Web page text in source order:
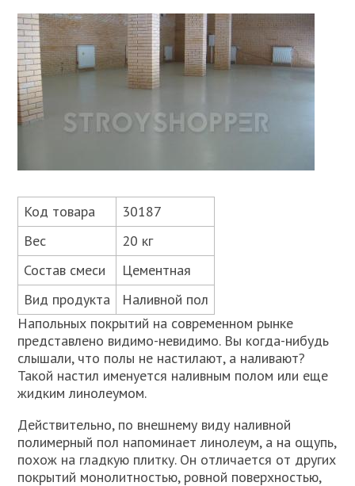
Код товара
30187
Вес
20 кг
Состав смеси
Цементная
Вид продукта
Наливной пол
Напольных покрытий на современном рынке
представлено видимо-невидимо. Вы когда-нибудь
слышали, что полы не настилают, а наливают?
Такой настил именуется наливным полом или еще
жидким линолеумом.
Действительно, по внешнему виду наливной
полимерный пол напоминает линолеум, а на ощупь,
похож на гладкую плитку. Он отличается от других
покрытий монолитностью, ровной поверхностью,